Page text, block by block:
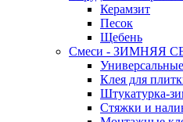
Керамзит
Песок
Щебень
Смеси - ЗИМНЯЯ
Клея для
Штукатурка-
Стяжки и